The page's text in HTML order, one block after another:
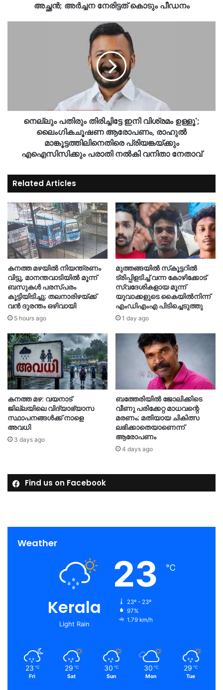
അച്ഛന്‍; അർച്ചന നേരിട്ടത് കൊടും പീഡനം
നെല്ലും പതിരും തിരിച്ചിട്ടേ ഇനി വിശ്രമം ഉള്ളൂ';
ലൈം​ഗികചൂഷണ ആരോപണം, രാഹുൽ
മാങ്കൂട്ടത്തിലിനെതിരെ പ്രിയങ്കയ്ക്കും
എഐസിസിക്കും പരാതി നൽകി വനിതാ നേതാവ്
Related Articles
കനത്ത മഴയിൽ നിയന്ത്രണം
വിട്ടു, മാനന്തവാടിയിൽ മൂന്ന്
ബസുകൾ പരസ്പരം
കൂട്ടിയിടിച്ചു; തലനാരിഴയ്ക്ക്
വൻ ദുരന്തം ഒഴിവായി
5 hours ago
മുത്തങ്ങയിൽ സ്‌കൂട്ടറിൽ
ട്രിപ്പിളടിച്ച് വന്ന കോഴിക്കോട്
സ്വദേശികളായ മൂന്ന്
യുവാക്കളുടെ കൈയിൽനിന്ന്
എംഡിഎംഎ പിടിച്ചെടുത്തു
1 day ago
കനത്ത മഴ: വയനാട്
ജില്ലയിലെ വിദ്യാഭ്യാസ
സ്ഥാപനങ്ങൾക്ക് നാളെ
അവധി
3 days ago
ബത്തേരിയിൽ ജോലിക്കിടെ
വീണു പരിക്കേറ്റ മാധവന്റെ
മരണം; മതിയായ ചികിത്സ
ലഭിക്കാതെയാണെന്ന്
ആരോപണം
4 days ago
Find us on Facebook
Weather
Kerala
Light Rain
23 ℃
23º - 23º
97%
1.79 km/h
23 ℃
Fri
29 ℃
Sat
30 ℃
Sun
30 ℃
Mon
29 ℃
Tue